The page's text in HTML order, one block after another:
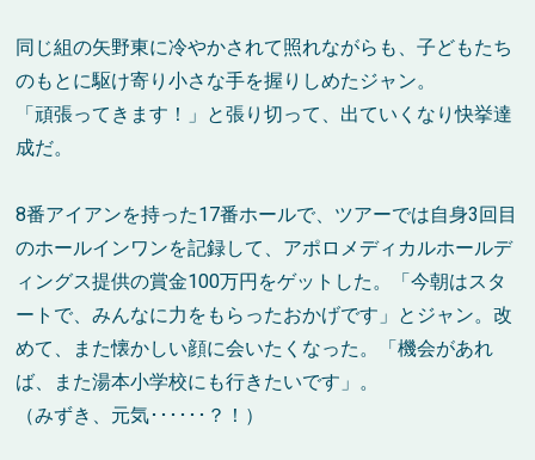
同じ組の矢野東に冷やかされて照れながらも、子どもたち
のもとに駆け寄り小さな手を握りしめたジャン。
「頑張ってきます！」と張り切って、出ていくなり快挙達
成だ。
8番アイアンを持った17番ホールで、ツアーでは自身3回目
のホールインワンを記録して、アポロメディカルホールデ
ィングス提供の賞金100万円をゲットした。「今朝はスタ
ートで、みんなに力をもらったおかげです」とジャン。改
めて、また懐かしい顔に会いたくなった。「機会があれ
ば、また湯本小学校にも行きたいです」。
（みずき、元気･･････？！）